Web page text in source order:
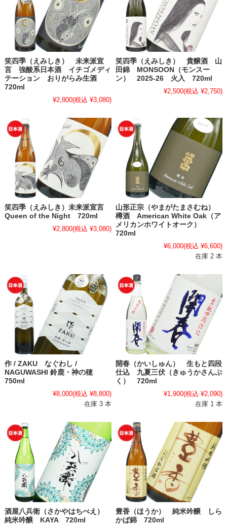
笑四季（えみしき） 未来派宣
言 強酸系日本酒 イチゴメディ
テーション おりがらみ生酒
720ml
¥2,800(税込 ¥3,080)
笑四季（えみしき） 貴醸酒 山
田錦 MONSOON（モンスー
ン） 2025-26 火入 720ml
¥2,500(税込 ¥2,750)
笑四季（えみしき）未来派宣言
Queen of the Night 720ml
¥2,800(税込 ¥3,080)
山形正宗（やまがたまさむね）
樽酒 American White Oak（ア
メリカンホワイトオーク）
720ml
¥6,000(税込 ¥6,600)
在庫 2 本
作 / ZAKU なぐわし /
NAGUWASHI 鈴鹿・神の穂
750ml
¥8,000(税込 ¥8,800)
在庫 3 本
開春（かいしゅん） 生もと四段
仕込 九夏三伏（きゅうかさんぷ
く） 720ml
¥1,900(税込 ¥2,090)
在庫 1 本
酒屋八兵衛（さかやはちべえ）
純米吟醸 KAYA 720ml
豊香（ほうか） 純米吟醸 しら
かば錦 720ml